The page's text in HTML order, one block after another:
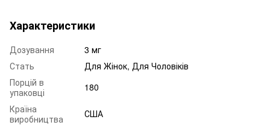
Характеристики
Дозування
3 мг
Стать
Для Жінок, Для Чоловіків
Порцій в
упаковці
180
Країна
виробництва
США